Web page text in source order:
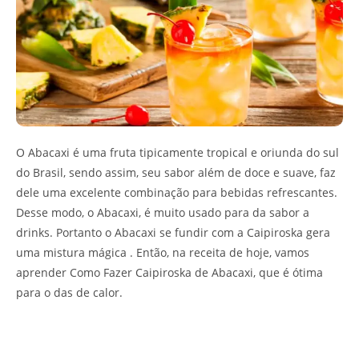
O Abacaxi é uma fruta tipicamente tropical e oriunda do sul
do Brasil, sendo assim, seu sabor além de doce e suave, faz
dele uma excelente combinação para bebidas refrescantes.
Desse modo, o Abacaxi, é muito usado para da sabor a
drinks. Portanto o Abacaxi se fundir com a Caipiroska gera
uma mistura mágica . Então, na receita de hoje, vamos
aprender Como Fazer Caipiroska de Abacaxi, que é ótima
para o das de calor.